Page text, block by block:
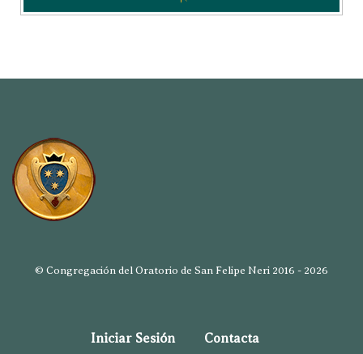
© Congregación del Oratorio de San Felipe Neri 2016 - 2026
Iniciar Sesión Contacta